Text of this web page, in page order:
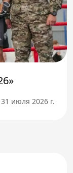
31 июля 2026 г.